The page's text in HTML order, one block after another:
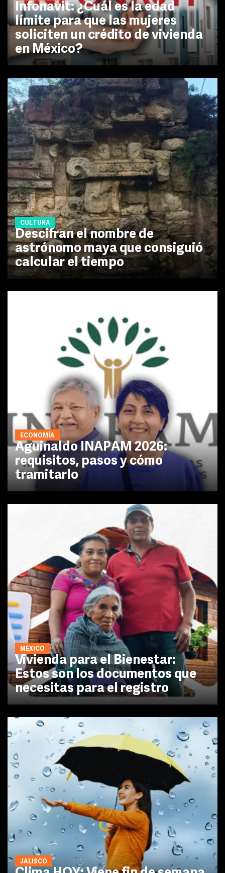
Infonavit: ¿Cuál es la edad
límite para que las mujeres
soliciten un crédito de vivienda
en México?
CULTURA
Descifran el nombre de
astrónomo maya que consiguió
calcular el tiempo
ECONOMÍA
Aguinaldo INAPAM 2026:
requisitos, pasos y cómo
tramitarlo
MÉXICO
Vivienda para el Bienestar:
Estos son los documentos que
necesitas para el registro
JALISCO